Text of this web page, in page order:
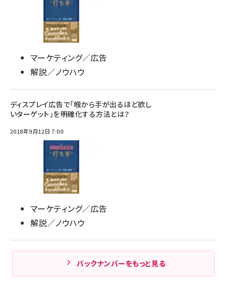
マーケティング／広告
解説／ノウハウ
ディスプレイ広告で「喉から手が出るほど欲し
いターゲット」を明確化する方法とは？
2018年9月12日 7:00
マーケティング／広告
解説／ノウハウ
バックナンバーをもっと見る